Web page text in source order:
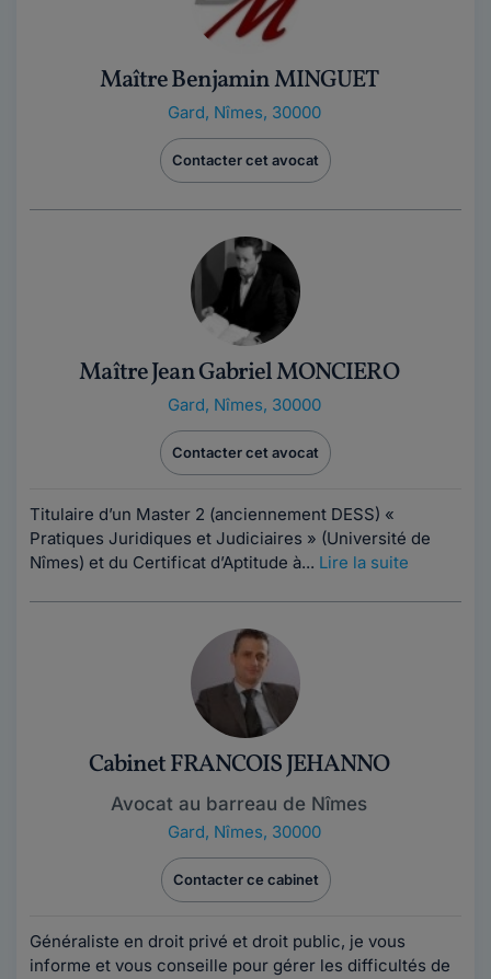
Maître Benjamin MINGUET
Gard, Nîmes, 30000
Contacter cet avocat
Maître Jean Gabriel MONCIERO
Gard, Nîmes, 30000
Contacter cet avocat
Titulaire d’un Master 2 (anciennement DESS) «
Pratiques Juridiques et Judiciaires » (Université de
Nîmes) et du Certificat d’Aptitude à... Lire la suite
Cabinet FRANCOIS JEHANNO
Avocat au barreau de Nîmes
Gard, Nîmes, 30000
Contacter ce cabinet
Généraliste en droit privé et droit public, je vous
informe et vous conseille pour gérer les difficultés de